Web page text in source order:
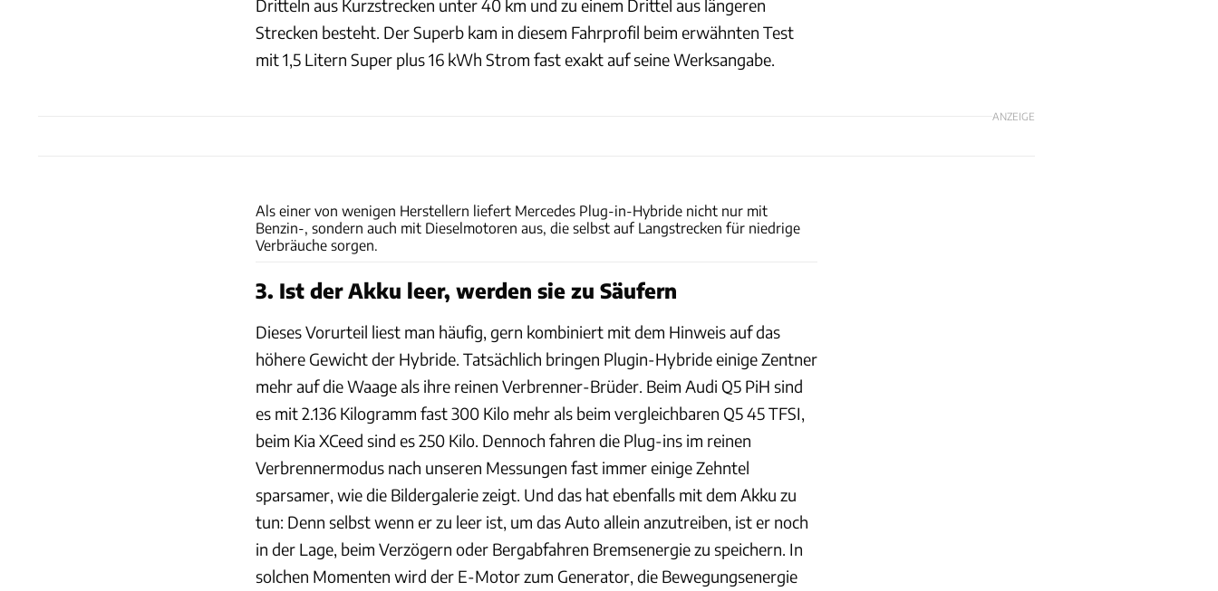
Dritteln aus Kurzstrecken unter 40 km und zu einem Drittel aus längeren
Strecken besteht. Der Superb kam in diesem Fahrprofil beim erwähnten Test
mit 1,5 Litern Super plus 16 kWh Strom fast exakt auf seine Werksangabe.
ANZEIGE
Als einer von wenigen Herstellern liefert Mercedes Plug-in-Hybride nicht nur mit
Benzin-, sondern auch mit Dieselmotoren aus, die selbst auf Langstrecken für niedrige
Verbräuche sorgen.
3. Ist der Akku leer, werden sie zu Säufern
Dieses Vorurteil liest man häufig, gern kombiniert mit dem Hinweis auf das
höhere Gewicht der Hybride. Tatsächlich bringen Plugin-Hybride einige Zentner
mehr auf die Waage als ihre reinen Verbrenner-Brüder. Beim Audi Q5 PiH sind
es mit 2.136 Kilogramm fast 300 Kilo mehr als beim vergleichbaren Q5 45 TFSI,
beim Kia XCeed sind es 250 Kilo. Dennoch fahren die Plug-ins im reinen
Verbrennermodus nach unseren Messungen fast immer einige Zehntel
sparsamer, wie die Bildergalerie zeigt. Und das hat ebenfalls mit dem Akku zu
tun: Denn selbst wenn er zu leer ist, um das Auto allein anzutreiben, ist er noch
in der Lage, beim Verzögern oder Bergabfahren Bremsenergie zu speichern. In
solchen Momenten wird der E-Motor zum Generator, die Bewegungsenergie